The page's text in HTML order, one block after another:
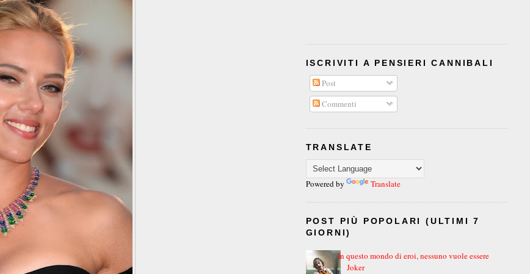
ISCRIVITI A PENSIERI CANNIBALI
Post
Commenti
TRANSLATE
Powered by Translate
POST PIÙ POPOLARI (ULTIMI 7
GIORNI)
In questo mondo di eroi, nessuno vuole essere
Joker